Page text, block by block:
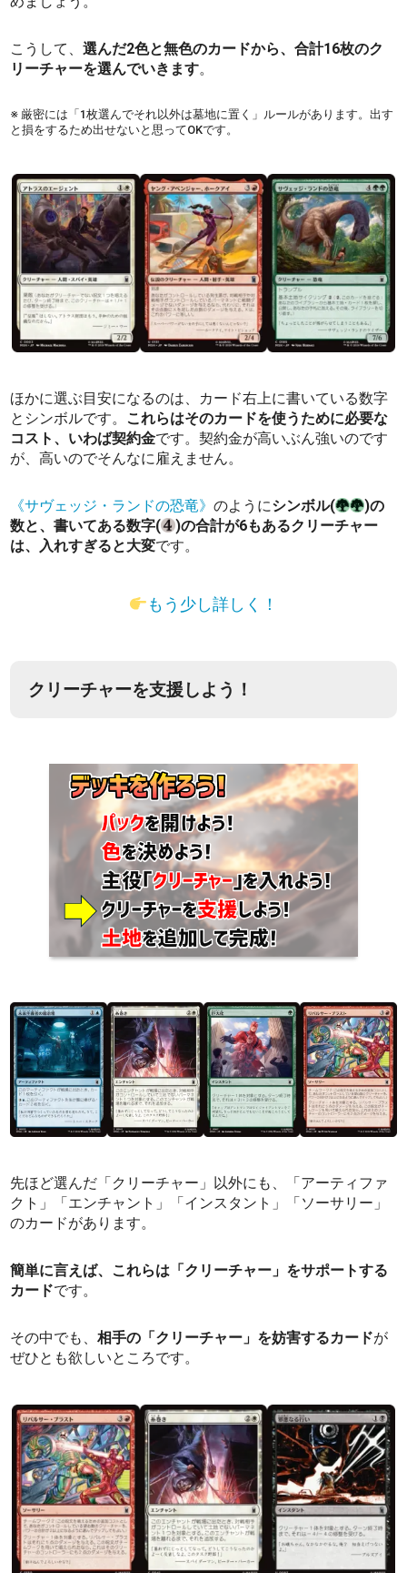
こうして、選んだ2色と無色のカードから、合計16枚のク
リーチャーを選んでいきます。
※ 厳密には「1枚選んでそれ以外は墓地に置く」ルールがあります。出す
と損をするため出せないと思ってOKです。
ほかに選ぶ目安になるのは、カード右上に書いている数字
とシンボルです。 これらはそのカードを使うために必要な
コスト、いわば契約金です。契約金が高いぶん強いのです
が、高いのでそんなに雇えません。
《サヴェッジ・ランドの恐竜》のようにシンボル(
)の
数と、書いてある数字(
)の合計が6もあるクリーチャー
は、入れすぎると大変です。
もう少し詳しく！
クリーチャーを支援しよう！
先ほど選んだ「クリーチャー」以外にも、「アーティファ
クト」「エンチャント」「インスタント」「ソーサリー」
のカードがあります。
簡単に言えば、これらは「クリーチャー」をサポートする
カードです。
その中でも、相手の「クリーチャー」を妨害するカードが
ぜひとも欲しいところです。